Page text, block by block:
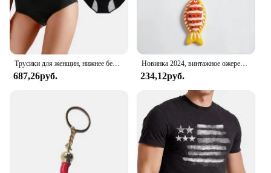
687,26руб.
Новинка 2024, винтажное ожерелье ZAA в виде животного, веревка в форме рыбы, подвеска, аксессуары для шеи для женщин, модные украшения, подарки
234,12руб.